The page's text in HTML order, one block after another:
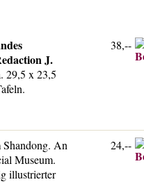
J.
29,5 x 23,5
38,--
An
Museum.
illustrierter
24,--